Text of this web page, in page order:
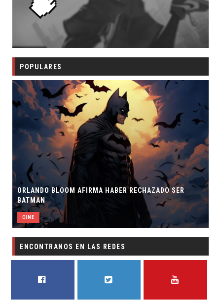
POPULARES
ORLANDO BLOOM AFIRMA HABER RECHAZADO SER
BATMAN
CINE
ENCONTRANOS EN LAS REDES